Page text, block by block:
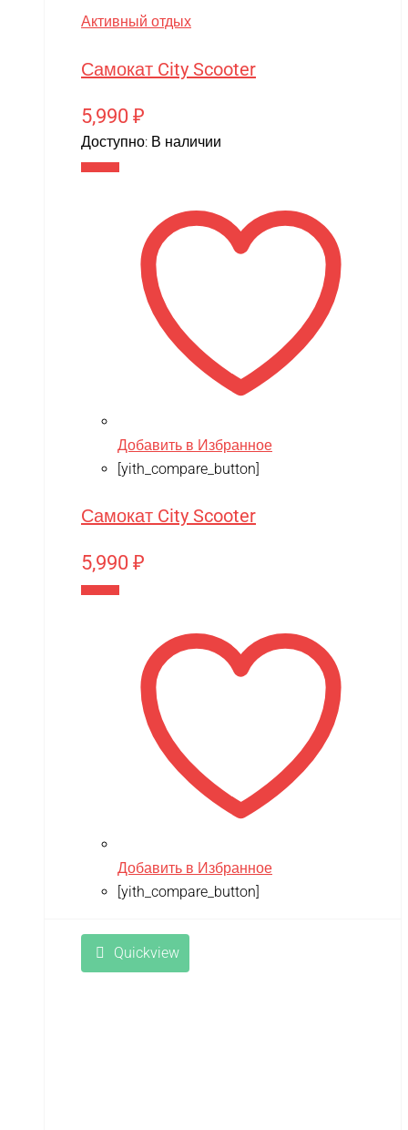
Активный отдых
Самокат City Scooter
5,990 ₽
Доступно: В наличии
Добавить в Избранное
[yith_compare_button]
Самокат City Scooter
5,990 ₽
Добавить в Избранное
[yith_compare_button]
Quickview